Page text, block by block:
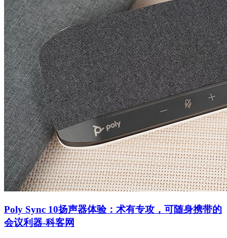
Poly Sync 10扬声器体验：术有专攻，可随身携带的
会议利器-科客网